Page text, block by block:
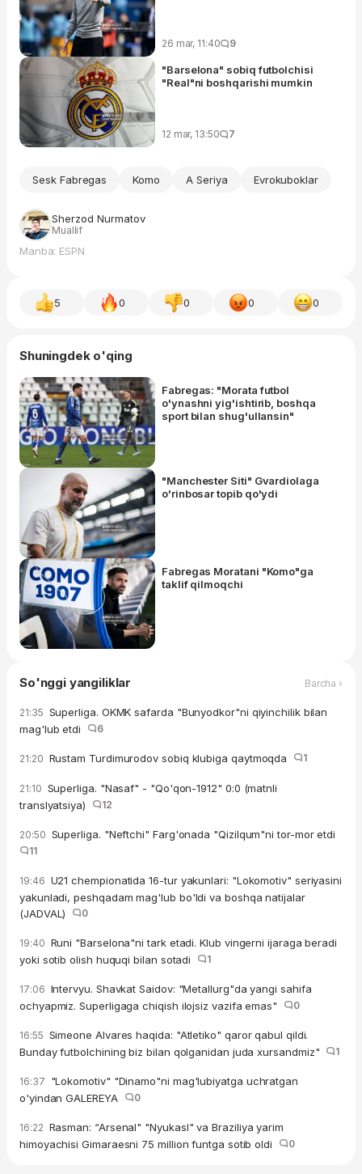
26 mar, 11:40 9
"Barselona" sobiq futbolchisi
"Real"ni boshqarishi mumkin
12 mar, 13:50 7
Sesk Fabregas Komo A Seriya Evrokuboklar
Sherzod Nurmatov
Muallif
Manba: ESPN
5 0 0 0 0
Shuningdek o'qing
Fabregas: "Morata futbol
o'ynashni yig'ishtirib, boshqa
sport bilan shug'ullansin"
"Manchester Siti" Gvardiolaga
o'rinbosar topib qo'ydi
Fabregas Moratani "Komo"ga
taklif qilmoqchi
So'nggi yangiliklar Barcha ›
21:35 Superliga. OKMK safarda "Bunyodkor"ni qiyinchilik bilan
mag'lub etdi
6
21:20 Rustam Turdimurodov sobiq klubiga qaytmoqda 1
21:10 Superliga. "Nasaf" - "Qo'qon-1912" 0:0 (matnli
translyatsiya)
12
20:50 Superliga. "Neftchi" Farg'onada "Qizilqum"ni tor-mor etdi
11
19:46 U21 chempionatida 16-tur yakunlari: "Lokomotiv" seriyasini
yakunladi, peshqadam mag'lub bo'ldi va boshqa natijalar
(JADVAL)
0
19:40 Runi "Barselona"ni tark etadi. Klub vingerni ijaraga beradi
yoki sotib olish huquqi bilan sotadi
1
17:06 Intervyu. Shavkat Saidov: "Metallurg"da yangi sahifa
ochyapmiz. Superligaga chiqish ilojsiz vazifa emas"
0
16:55 Simeone Alvares haqida: "Atletiko" qaror qabul qildi.
Bunday futbolchining biz bilan qolganidan juda xursandmiz"
1
16:37 "Lokomotiv" "Dinamo"ni mag'lubiyatga uchratgan
o'yindan GALEREYA
0
16:22 Rasman: “Arsenal" "Nyukasl" va Braziliya yarim
himoyachisi Gimaraesni 75 million funtga sotib oldi
0